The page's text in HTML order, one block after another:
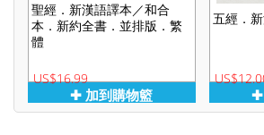
聖經．新漢語譯本／和合
本．新約全書．並排版．繁
體
US$16.99
✚ 加到購物籃
五經．
✚